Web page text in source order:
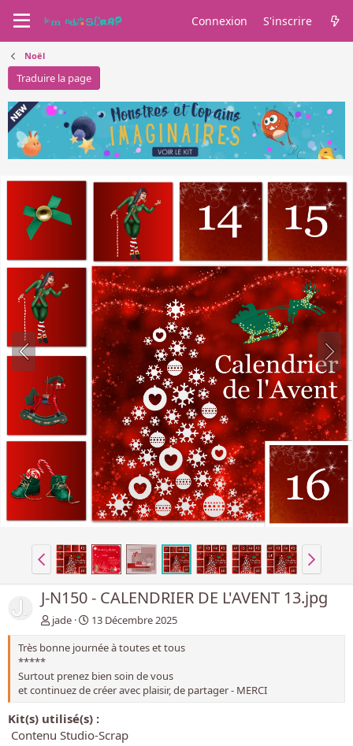
Connexion S'inscrire
Noël
Traduire la page
J-N150 - CALENDRIER DE L'AVENT 13.jpg
jade
13 Décembre 2025
Très bonne journée à toutes et tous
*****
Surtout prenez bien soin de vous
et continuez de créer avec plaisir, de partager - MERCI
Kit(s) utilisé(s) :
Contenu Studio-Scrap